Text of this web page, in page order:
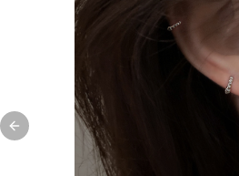
Previous slide